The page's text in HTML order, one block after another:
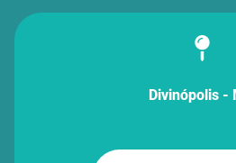
Divinópolis -